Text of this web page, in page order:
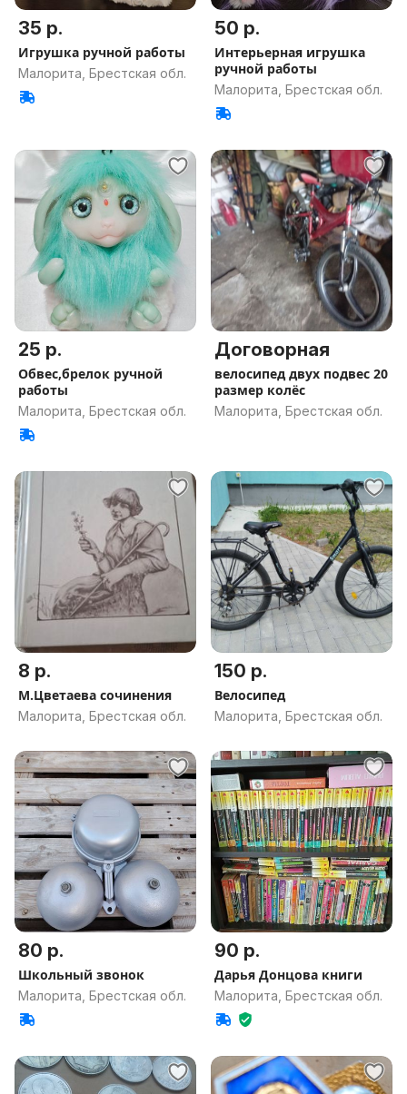
35 р.
Игрушка ручной работы
Малорита, Брестская обл.
50 р.
Интерьерная игрушка
ручной работы
Малорита, Брестская обл.
25 р.
Обвес,брелок ручной
работы
Малорита, Брестская обл.
Договорная
велосипед двух подвес 20
размер колёс
Малорита, Брестская обл.
8 р.
М.Цветаева сочинения
Малорита, Брестская обл.
150 р.
Велосипед
Малорита, Брестская обл.
80 р.
Школьный звонок
Малорита, Брестская обл.
90 р.
Дарья Донцова книги
Малорита, Брестская обл.